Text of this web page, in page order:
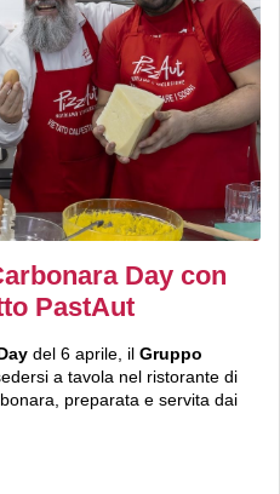
Day con
PastAut
del 6 aprile, il Gruppo
a tavola nel ristorante di
preparata e servita dai